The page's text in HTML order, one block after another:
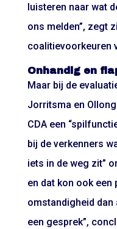
luisteren naar wat
ons melden”, zegt
coalitievoorkeuren
Onhandig en
Maar bij de
Jorritsma en
CDA een
bij de verkenners
iets in de weg zit”
en dat kon ook
omstandigheid dan
een gesprek”,